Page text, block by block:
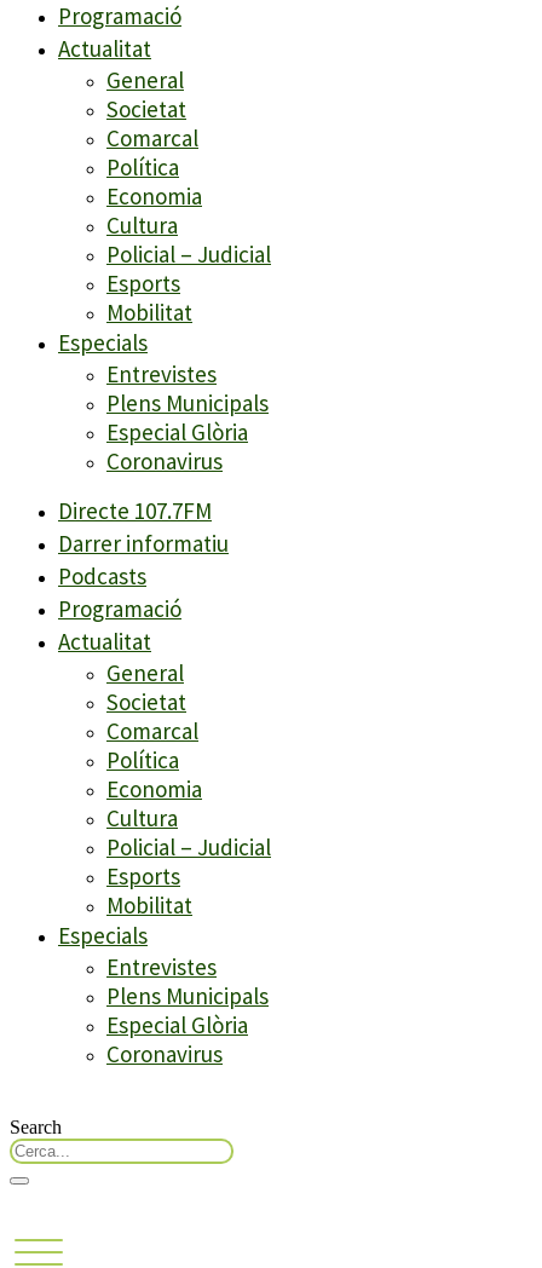
Programació
Actualitat
General
Societat
Comarcal
Política
Economia
Cultura
Policial – Judicial
Esports
Mobilitat
Especials
Entrevistes
Plens Municipals
Especial Glòria
Coronavirus
Directe 107.7FM
Darrer informatiu
Podcasts
Programació
Actualitat
General
Societat
Comarcal
Política
Economia
Cultura
Policial – Judicial
Esports
Mobilitat
Especials
Entrevistes
Plens Municipals
Especial Glòria
Coronavirus
Search